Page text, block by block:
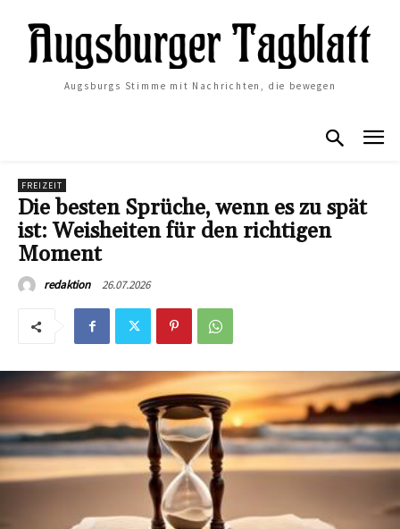
Augsburgs Stimme mit Nachrichten, die bewegen
FREIZEIT
Die besten Sprüche, wenn es zu spät
ist: Weisheiten für den richtigen
Moment
redaktion 26.07.2026